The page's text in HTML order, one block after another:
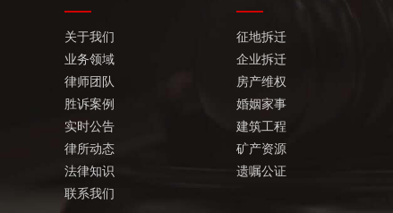
关于我们
业务领域
律师团队
胜诉案例
实时公告
律所动态
法律知识
联系我们
征地拆迁
企业拆迁
房产维权
婚姻家事
建筑工程
矿产资源
遗嘱公证